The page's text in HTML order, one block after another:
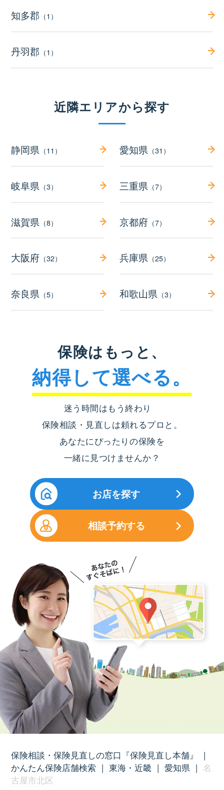
知多郡 （1）
丹羽郡 （1）
近隣エリアから探す
静岡県 （11） 愛知県 （31）
岐阜県 （3） 三重県 （7）
滋賀県 （8） 京都府（7）
大阪府 （32） 兵庫県（25）
奈良県 （5） 和歌山県（3）
保険はもっと、
納得して選べる。
迷う時間はもう終わり
保険相談・見直しは頼れるプロと。
あなたにぴったりの保険を
一緒に見つけませんか？
お店を探す
相談予約する
保険相談・保険見直しの窓口『保険見直し本舗』
|
かんたん保険店舗検索 | 東海・近畿 | 愛知県 | 名
古屋市北区